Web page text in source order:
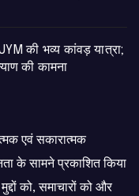
की भव्य कांवड़ यात्रा;
की कामना
एवं सकारात्मक
के सामने प्रकाशित किया
को, समाचारों को और